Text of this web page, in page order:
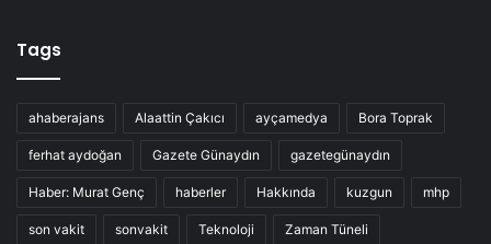
Tags
ahaberajans Alaattin Çakıcı ayçamedya Bora Toprak
ferhat aydoğan Gazete Günaydın gazetegünaydın
Haber: Murat Genç haberler Hakkında kuzgun mhp
son vakit sonvakit Teknoloji Zaman Tüneli